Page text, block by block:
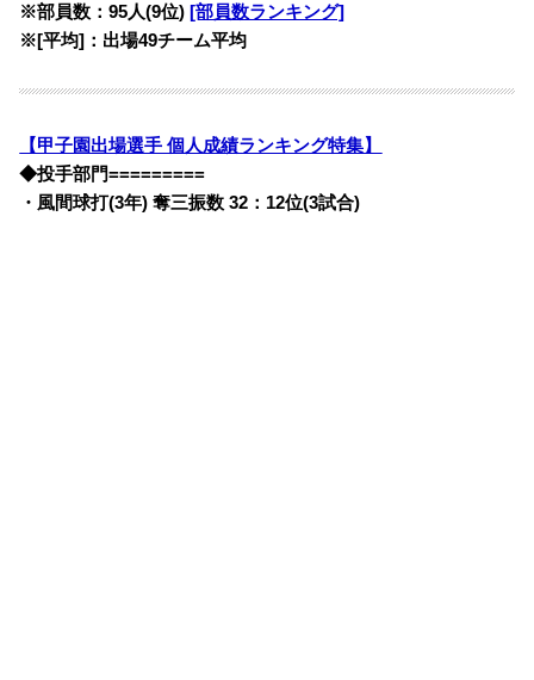
※部員数：95人(9位) [部員数ランキング]
※[平均]：出場49チーム平均
【甲子園出場選手 個人成績ランキング特集】
◆投手部門=========
・風間球打(3年) 奪三振数 32：12位(3試合)